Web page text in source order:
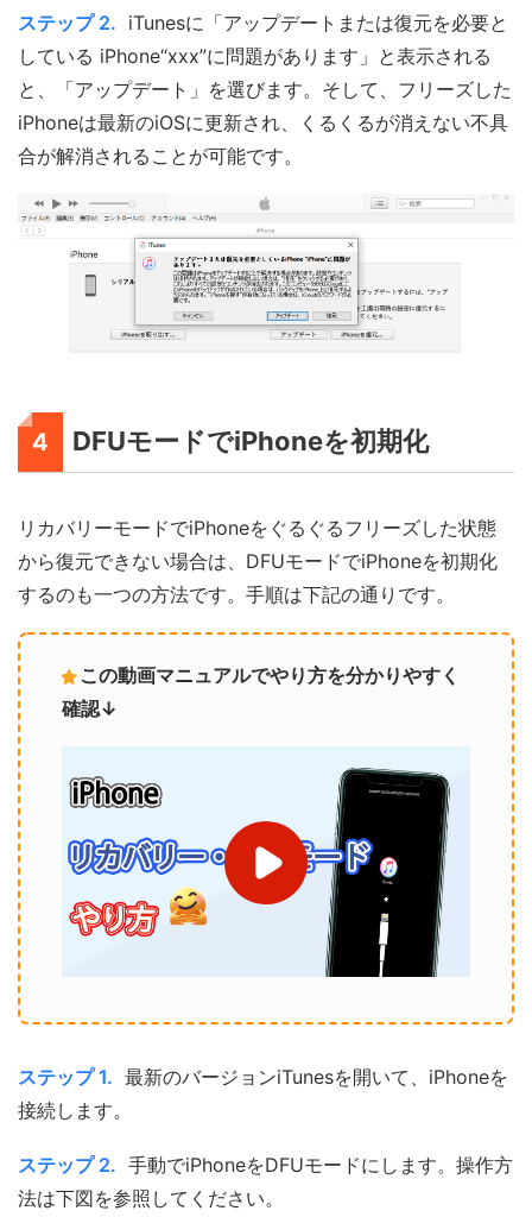
ステップ 2. iTunesに「アップデートまたは復元を必要と
している iPhone“xxx”に問題があります」と表示される
と、「アップデート」を選びます。そして、フリーズした
iPhoneは最新のiOSに更新され、くるくるが消えない不具
合が解消されることが可能です。
4 DFUモードでiPhoneを初期化
リカバリーモードでiPhoneをぐるぐるフリーズした状態
から復元できない場合は、DFUモードでiPhoneを初期化
するのも一つの方法です。手順は下記の通りです。
この動画マニュアルでやり方を分かりやすく
確認↓
ステップ 1. 最新のバージョンiTunesを開いて、iPhoneを
接続します。
ステップ 2. 手動でiPhoneをDFUモードにします。操作方
法は下図を参照してください。